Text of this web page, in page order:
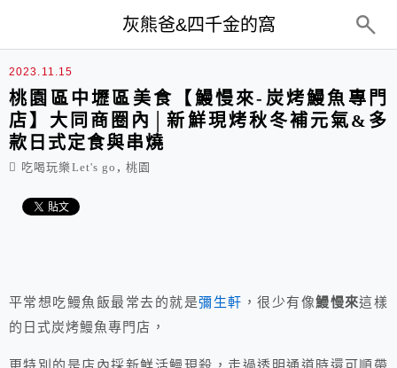
灰熊爸&四千金的窩
2023.11.15
桃園區中壢區美食【鰻慢來-炭烤鰻魚專門
店】大同商圈內│新鮮現烤秋冬補元氣&多
款日式定食與串燒
吃喝玩樂Let's go , 桃園
平常想吃鰻魚飯最常去的就是彌生軒 ，很少有像鰻慢來這樣
的日式炭烤鰻魚專門店，